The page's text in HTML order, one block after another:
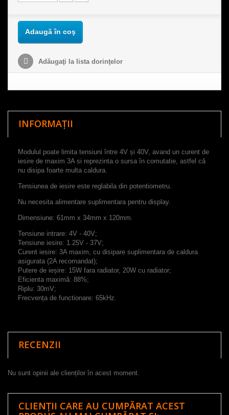
Adaugă în coş
Adăugaţi la lista dorinţelor
INFORMAȚII
Modulul poate limita tensiuni între 4V și 40V, avand un curent de
iesire de maxim 3A si reprezinta o sursa în comutatie, astfel că
nu disipa foarte multa caldura.
Tensiunea de iesire este reglabila din potentiometru.
Nu necesita alimentare suplimentara pentru display.
Dimensiune: 61mm x 34mm x 120mm.
Tensiune intrare: 4V - 40V;
Tensiune iesire: 1.25V - 37V;
Curent iesire: 3A maxim, cu disipare suplimentara de caldura
asigurata (2A recomandat);
Putere de ieșire: 15W fara radiator, 20W cu radiator;
Eficienta maximă: 88%;
Riplu: 30mV;
Frecvența de functionare: 65kHz.
RECENZII
Nu sunt opinii ale clienților în acest moment.
CLIENȚII CARE AU CUMPĂRAT ACEST